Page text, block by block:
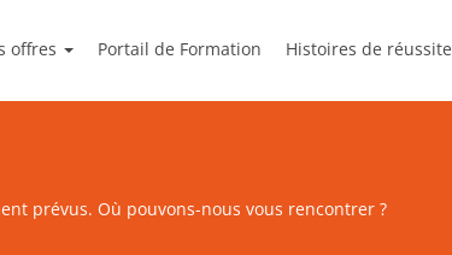
offres Portail de Formation Histoires de réussite
prévus. Où pouvons-nous vous rencontrer ?